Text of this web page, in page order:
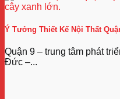
Ý Tưởng Thiết Kế Nội Thất
Quận 9 – trung tâm phát
Đức –...